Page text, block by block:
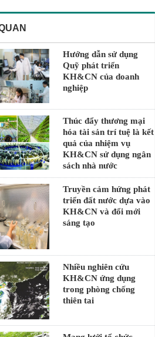
Hướng dẫn sử dụng
Quỹ phát triển
KH&CN của doanh
nghiệp
Thúc đẩy thương mại
hóa tài sản trí tuệ là kết
quả của nhiệm vụ
KH&CN sử dụng ngân
sách nhà nước
Truyền cảm hứng phát
triển đất nước dựa vào
KH&CN và đổi mới
sáng tạo
Nhiều nghiên cứu
KH&CN ứng dụng
trong phòng chống
thiên tai